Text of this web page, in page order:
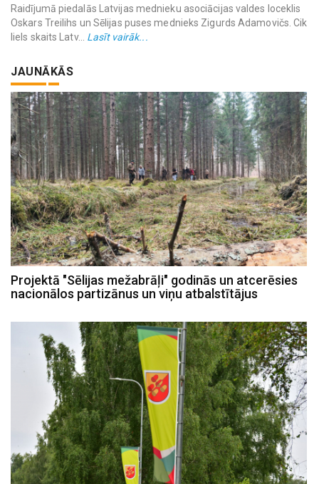
Raidījumā piedalās Latvijas mednieku asociācijas valdes loceklis
Oskars Treilihs un Sēlijas puses mednieks Zigurds Adamovičs. Cik
liels skaits Latv... Lasīt vairāk...
JAUNĀKĀS
Projektā "Sēlijas mežabrāļi" godinās un atcerēsies
nacionālos partizānus un viņu atbalstītājus